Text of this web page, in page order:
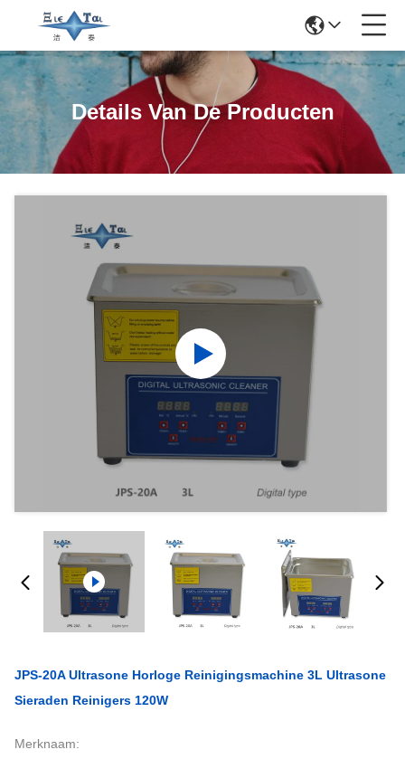
Details Van De Producten
JPS-20A Ultrasone Horloge Reinigingsmachine 3L Ultrasone
Sieraden Reinigers 120W
Merknaam: